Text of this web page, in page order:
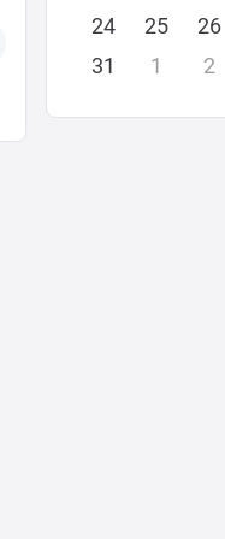
24 25 26
31
1 2